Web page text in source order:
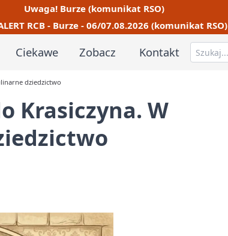
Uwaga! Burze (komunikat RSO)
RCB - Burze - 06/07.08.2026 (komunikat RSO)
Ciekawe Zobacz Kontakt
dziedzictwo
Krasiczyna. W